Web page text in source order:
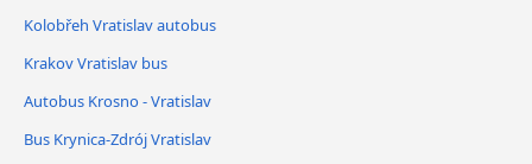
Kolobřeh Vratislav autobus
Krakov Vratislav bus
Autobus Krosno - Vratislav
Bus Krynica-Zdrój Vratislav